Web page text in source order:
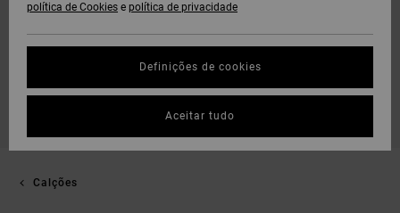
Calções
política de Cookies e política de privacidade
Definições de cookies
Aceitar tudo